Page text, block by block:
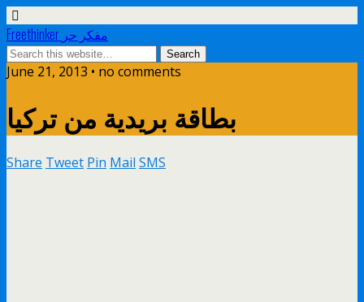
Freethinker مفكر حر
June 21, 2013 • no comments
بطاقة بريدية من تركيا
Share Tweet Pin Mail SMS